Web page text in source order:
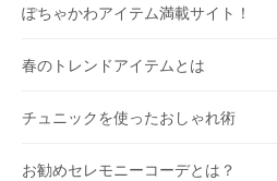
ぽちゃかわアイテム満載サイト！
春のトレンドアイテムとは
チュニックを使ったおしゃれ術
お勧めセレモニーコーデとは？